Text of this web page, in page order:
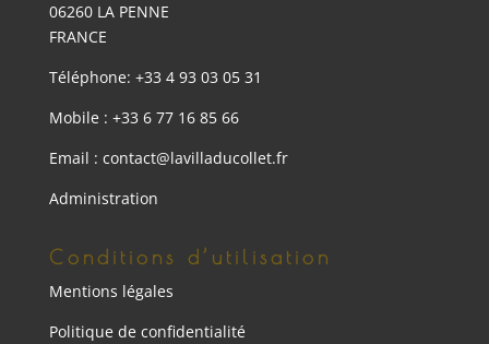
06260 LA PENNE
FRANCE
Téléphone: +33 4 93 03 05 31
Mobile : +33 6 77 16 85 66
Email : contact@lavilladucollet.fr
Administration
Conditions d’utilisation
Mentions légales
Politique de confidentialité